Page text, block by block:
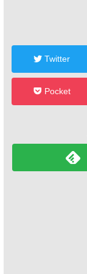
Twitter
Pocket